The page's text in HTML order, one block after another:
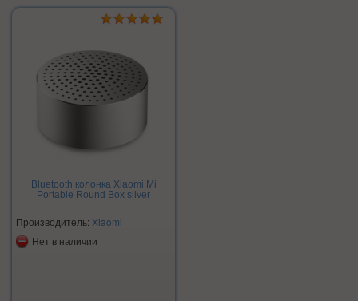
Bluetooth колонка Xiaomi Mi
Portable Round Box silver
Производитель: Xiaomi
Нет в наличии